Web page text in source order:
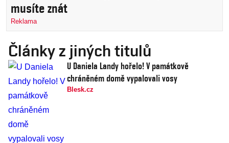
musíte znát
Reklama
Články z jiných titulů
U Daniela Landy hořelo! V památkově
chráněném domě vypalovali vosy
Blesk.cz